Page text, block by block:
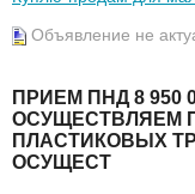
Объявление не
ПРИЕМ ПНД 8 950
ОСУЩЕСТВЛЯЕМ
ПЛАСТИКОВЫХ
ОСУЩЕСТ